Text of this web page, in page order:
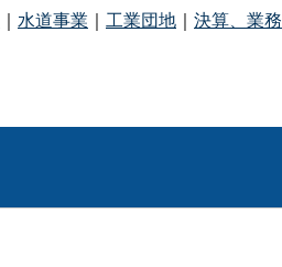
｜ 水道事業 ｜ 工業団地 ｜ 決算、業務